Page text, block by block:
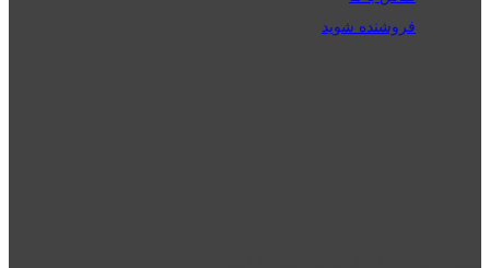
فروشنده شوید